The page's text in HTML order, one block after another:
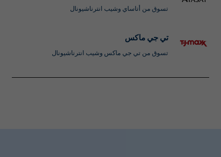
تسوق من أتاساي وشيب انترناشيونال
تي جي ماكس
تسوق من تي جي ماكس وشيب انترناشيونال